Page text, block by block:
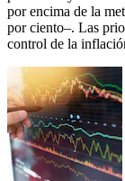
por encima de la
por ciento–. Las
control de la